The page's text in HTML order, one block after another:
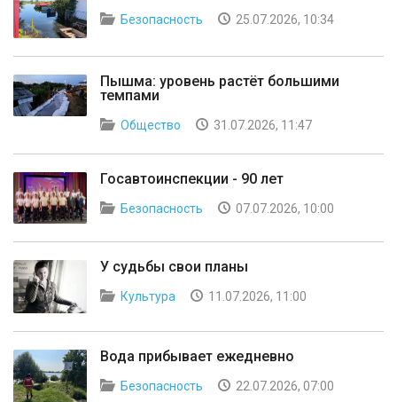
Безопасность 25.07.2026, 10:34
Пышма: уровень растёт большими
темпами
Общество 31.07.2026, 11:47
Госавтоинспекции - 90 лет
Безопасность 07.07.2026, 10:00
У судьбы свои планы
Культура 11.07.2026, 11:00
Вода прибывает ежедневно
Безопасность 22.07.2026, 07:00